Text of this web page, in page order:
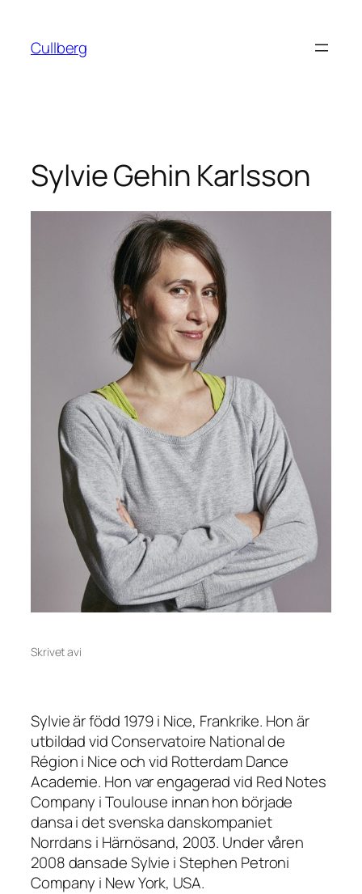
innehåll
Cullberg
Sylvie Gehin Karlsson
Skrivet avi
Sylvie är född 1979 i Nice, Frankrike. Hon är
utbildad vid Conservatoire National de
Région i Nice och vid Rotterdam Dance
Academie. Hon var engagerad vid Red Notes
Company i Toulouse innan hon började
dansa i det svenska danskompaniet
Norrdans i Härnösand, 2003. Under våren
2008 dansade Sylvie i Stephen Petroni
Company i New York, USA.